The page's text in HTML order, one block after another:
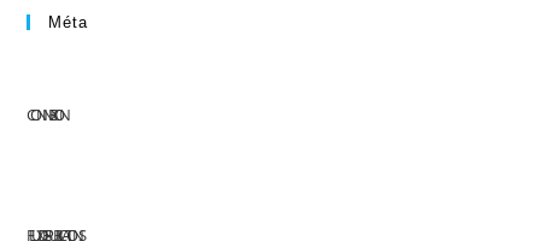
Méta
CONNEXION
FLUX DES PUBLICATIONS